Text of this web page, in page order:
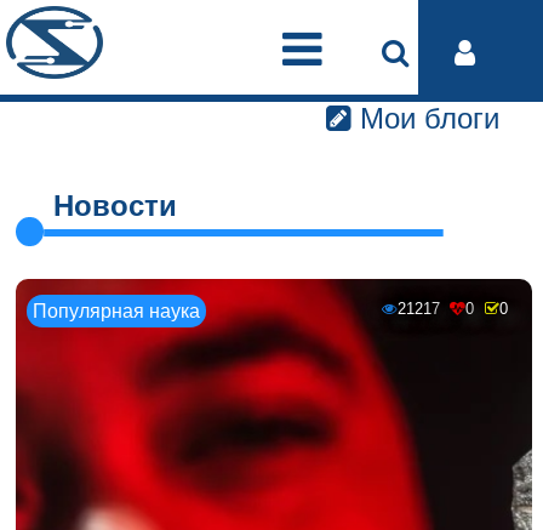
Мои блоги
Новости
Популярная наука 21217 0 0